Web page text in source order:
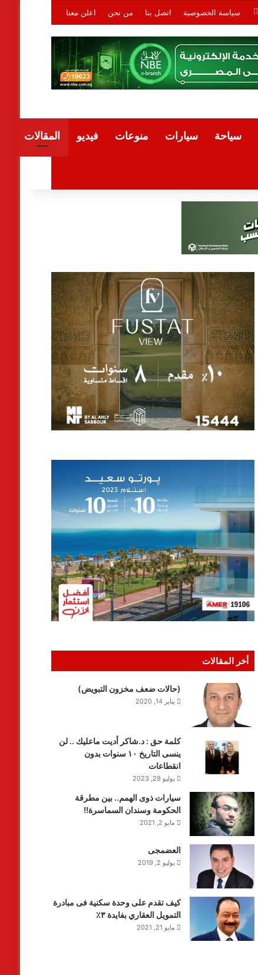
سياسة الخصوصية اتصل بنا من نحن اعلن معنا
سياحة سيارات منوعات فيديو المقالات
أخر المقالات
(حالات ضعف مخزون التبويض)
يناير 14, 2020
كلمة حق : د.شاكر أديت ماعليك .. لن
ينسى التاريخ ١٠ سنوات بدون
انقطاعات
يوليو 29, 2023
سيارات ذوى الهمم.. بين مطرقة
الحكومة وسندان السماسرة!!
مايو 2, 2021
العضمجى
يوليو 2, 2019
كيف تقدم على وحدة سكنية فى مبادرة
التمويل العقاري بفايدة ٣٪
مايو 21, 2021